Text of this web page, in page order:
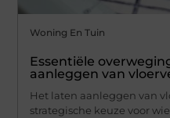
Woning En Tuin
Essentiële
aanleggen van
Het laten aanleggen van
strategische keuze voor